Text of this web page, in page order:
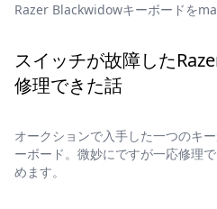
Razer Blackwidowキーボードを
スイッチが故障した
修理できた話
オークションで入手した一つのキ
ーボード。微妙にですが一応修理
めます。